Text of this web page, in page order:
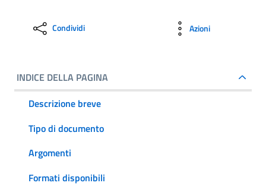
Condividi Azioni
INDICE DELLA PAGINA
Descrizione breve
Tipo di documento
Argomenti
Formati disponibili